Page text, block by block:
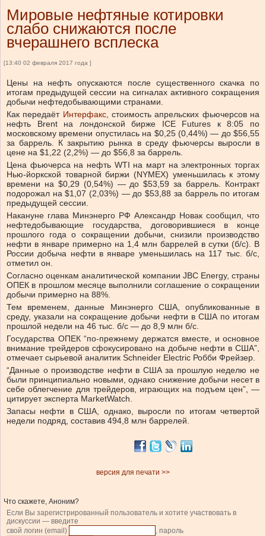
Мировые нефтяные котировки
слабо снижаются после
вчерашнего всплеска
[13:40 02 февраля 2017 года ]
Цены на нефть опускаются после существенного скачка по
итогам предыдущей сессии на сигналах активного сокращения
добычи нефтедобывающими странами.
Как передаёт Интерфакс, стоимость апрельских фьючерсов на
нефть Brent на лондонской бирже ICE Futures к 8:05 по
московскому времени опустилась на $0,25 (0,44%) — до $56,55
за баррель. К закрытию рынка в среду фьючерсы выросли в
цене на $1,22 (2,2%) — до $56,8 за баррель.
Цена фьючерса на нефть WTI на март на электронных торгах
Нью-йоркской товарной биржи (NYMEX) уменьшилась к этому
времени на $0,29 (0,54%) — до $53,59 за баррель. Контракт
подорожал на $1,07 (2,03%) — до $53,88 за баррель по итогам
предыдущей сессии.
Накануне глава Минэнерго РФ Александр Новак сообщил, что
нефтедобывающие государства, договорившиеся в конце
прошлого года о сокращении добычи, снизили производство
нефти в январе примерно на 1,4 млн баррелей в сутки (б/с). В
России добыча нефти в январе уменьшилась на 117 тыс. б/с,
отметил он.
Согласно оценкам аналитической компании JBC Energy, страны
ОПЕК в прошлом месяце выполнили соглашение о сокращении
добычи примерно на 88%.
Тем временем, данные Минэнерго США, опубликованные в
среду, указали на сокращение добычи нефти в США по итогам
прошлой недели на 46 тыс. б/с — до 8,9 млн б/с.
Государства ОПЕК “по-прежнему держатся вместе, и основное
внимание трейдеров сфокусировано на добыче нефти в США”,
отмечает сырьевой аналитик Schneider Electric Робби Фрейзер.
“Данные о производстве нефти в США за прошлую неделю не
были принципиально новыми, однако снижение добычи несет в
себе облегчение для трейдеров, играющих на подъем цен”, —
цитирует эксперта MarketWatch.
Запасы нефти в США, однако, выросли по итогам четвертой
недели подряд, составив 494,8 млн баррелей.
версия для печати >>
Что скажете, Аноним?
Если Вы зарегистрированный пользователь и хотите участвовать в
дискуссии — введите
свой логин (email)
, пароль